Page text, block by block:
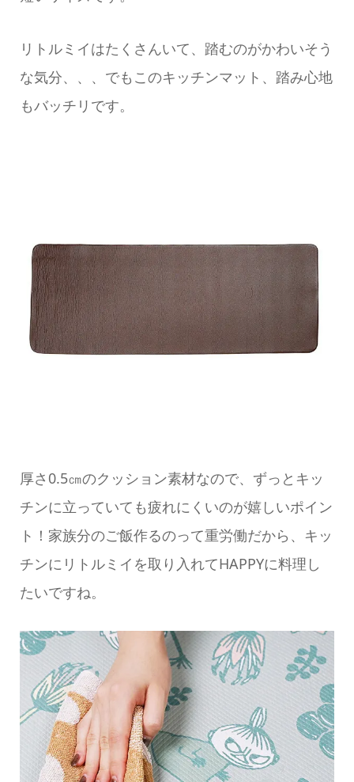
リトルミイはたくさんいて、踏むのがかわいそう
な気分、、、でもこのキッチンマット、踏み心地
もバッチリです。
厚さ0.5㎝のクッション素材なので、ずっとキッ
チンに立っていても疲れにくいのが嬉しいポイン
ト！家族分のご飯作るのって重労働だから、キッ
チンにリトルミイを取り入れてHAPPYに料理し
たいですね。